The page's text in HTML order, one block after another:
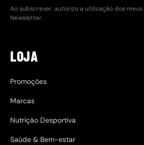
Ao subscrever, autorizo a utilização dos
Newsletter.
LOJA
Promoções
Marcas
Nutrição Desportiva
Saúde & Bem-estar